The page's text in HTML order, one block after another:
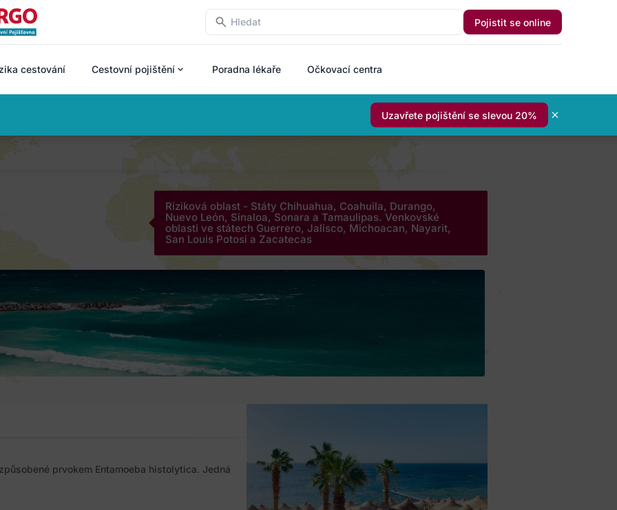
Pojistit se online
cestování Cestovní pojištění Poradna lékaře Očkovací centra
Uzavřete pojištění se slevou 20%
Riziková oblast - Státy Chihuahua, Coahuila, Durango,
Nuevo León, Sinaloa, Sonara a Tamaulipas. Venkovské
oblasti ve státech Guerrero, Jalisco, Michoacan, Nayarit,
San Louis Potosi a Zacatecas
prvokem Entamoeba histolytica. Jedná